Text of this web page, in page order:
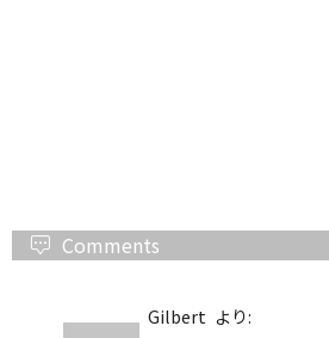
Comments
Gilbert より: